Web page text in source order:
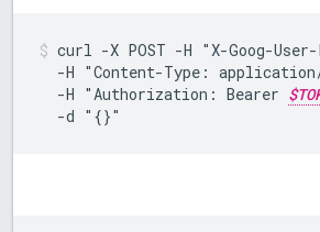
curl -X POST -H "X-Goog-
-H "Content-Type:
-H "Authorization: Bearer
-d "{}"